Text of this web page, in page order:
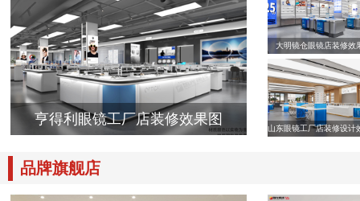
亨得利眼镜工厂店装修效果图
大明镜仓眼镜店装修效
山东眼镜工厂店装修设计
品牌旗舰店